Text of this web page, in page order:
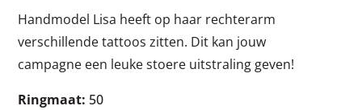
Handmodel Lisa heeft op haar rechterarm
verschillende tattoos zitten. Dit kan jouw
campagne een leuke stoere uitstraling geven!
Ringmaat: 50